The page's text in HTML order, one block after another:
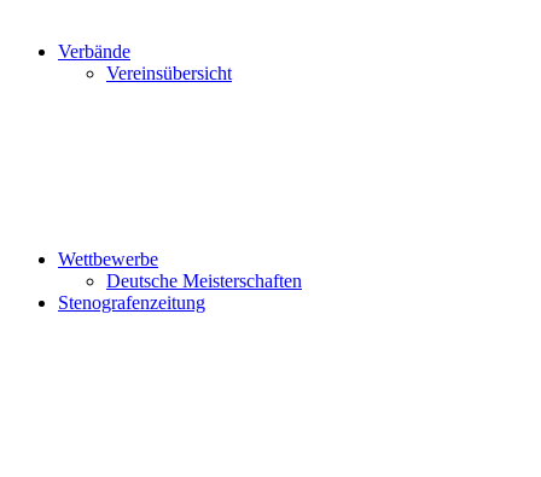
Verbände
Vereinsübersicht
Wettbewerbe
Deutsche Meisterschaften
Stenografenzeitung